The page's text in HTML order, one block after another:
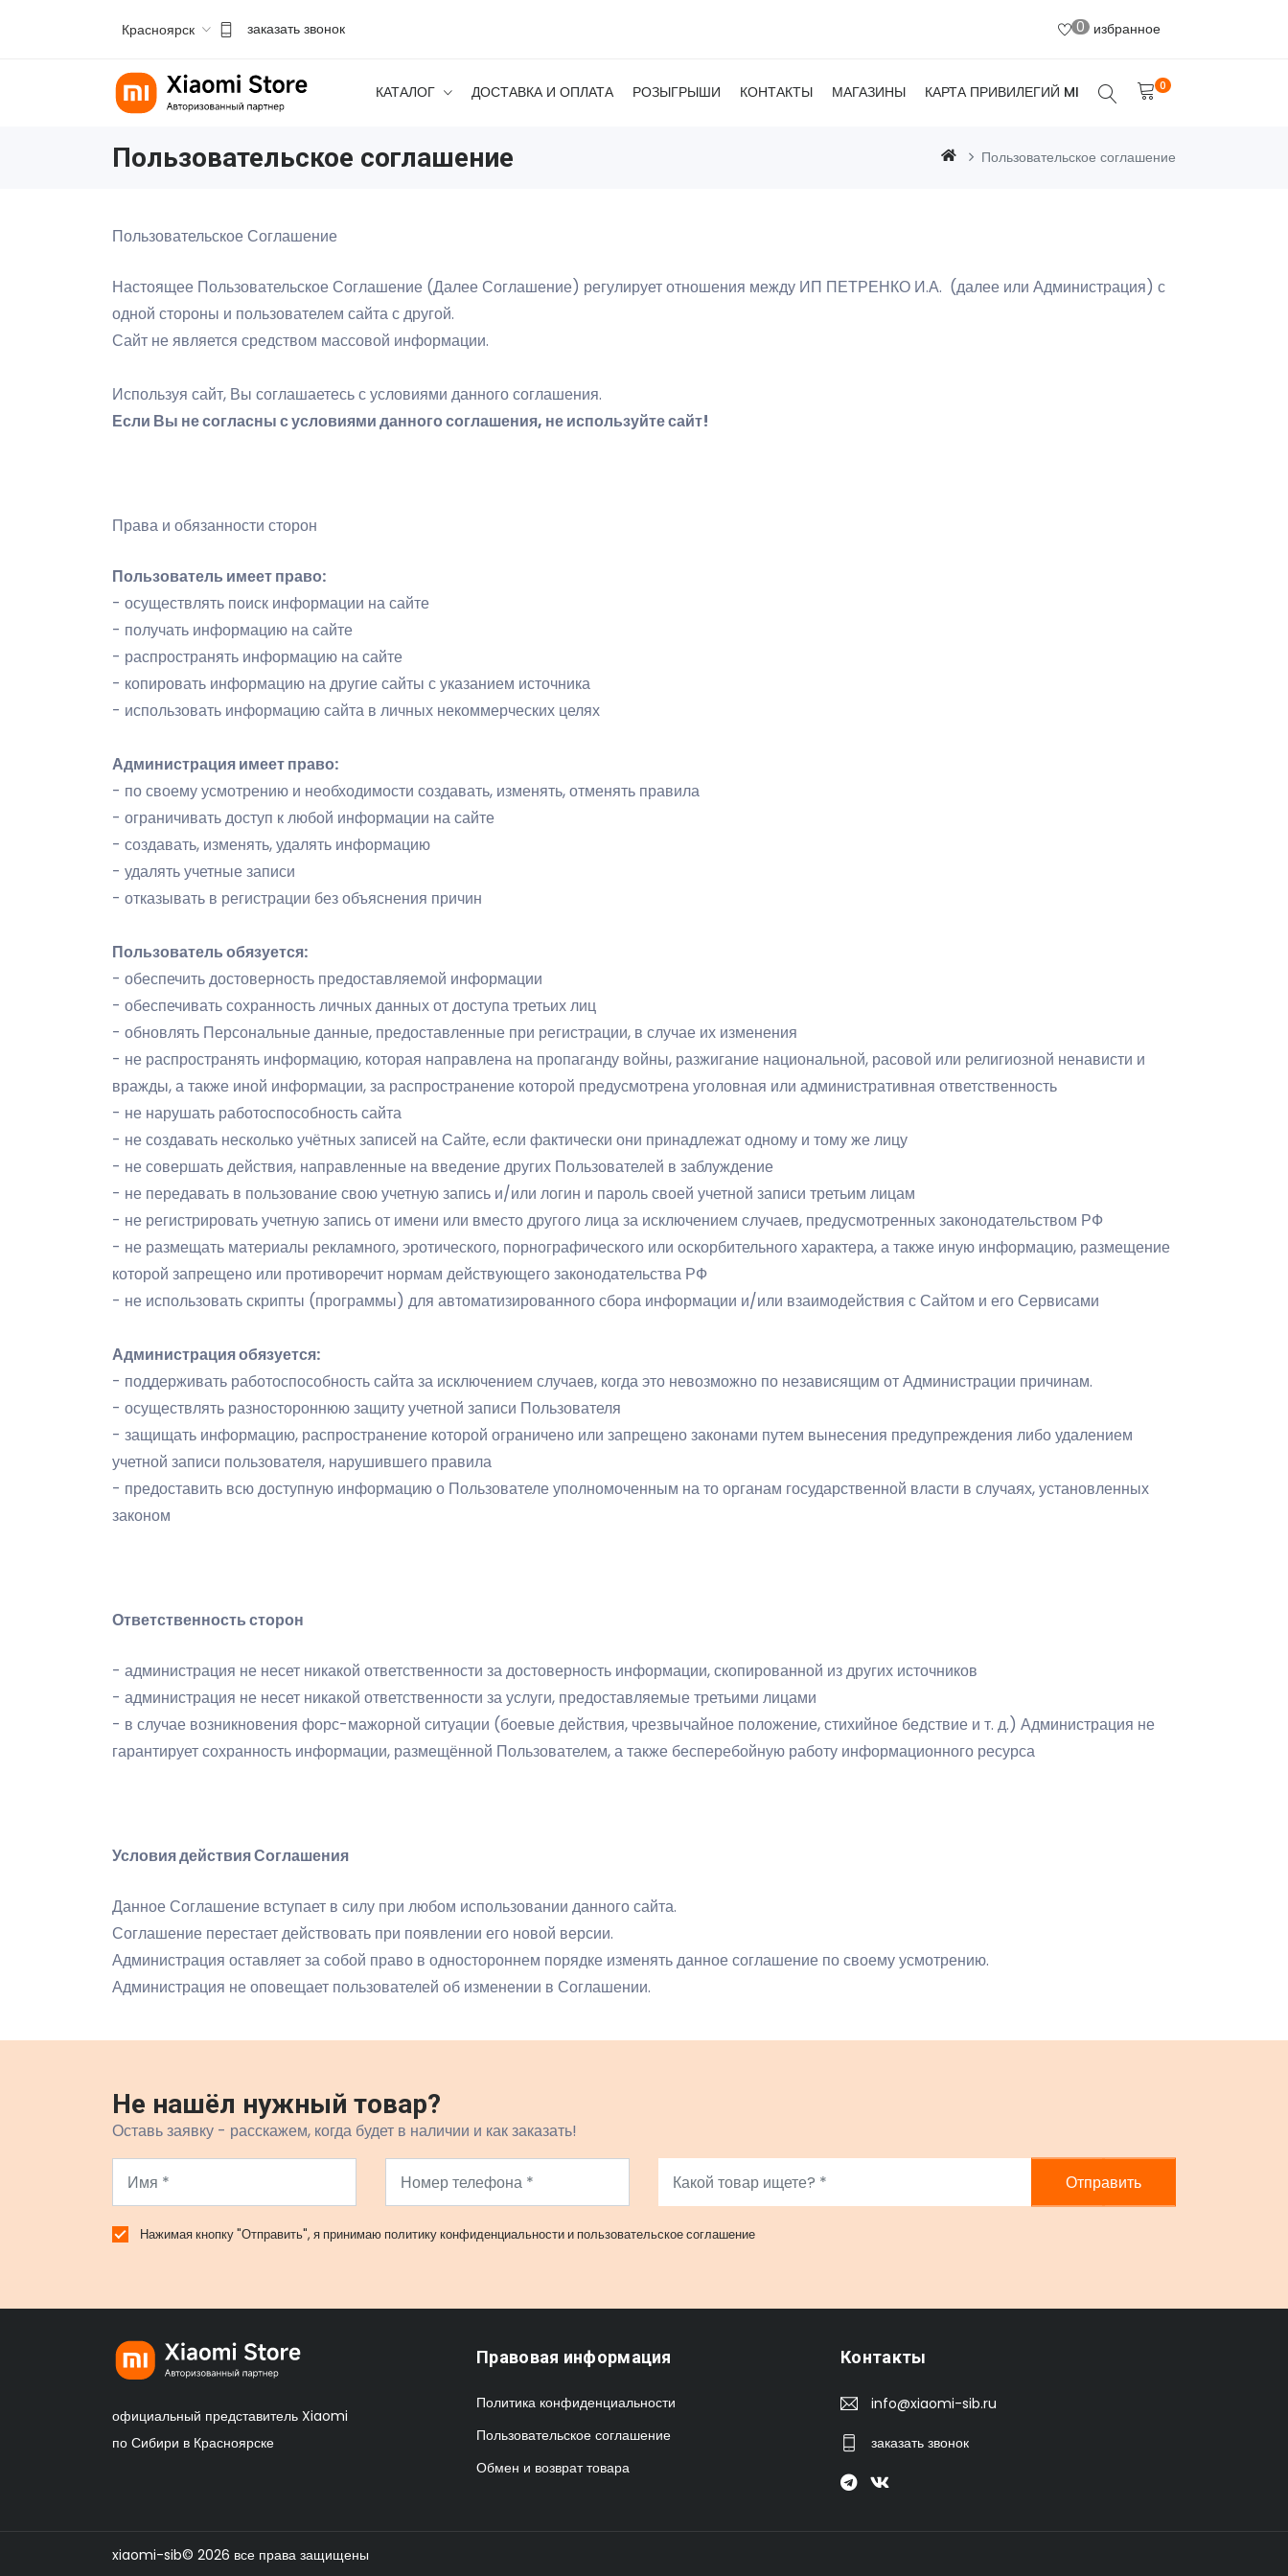
Красноярск заказать звонок 0 избранное
КАТАЛОГ ДОСТАВКА И ОПЛАТА РОЗЫГРЫШИ КОНТАКТЫ МАГАЗИНЫ КАРТА ПРИВИЛЕГИЙ MI 0
Пользовательское соглашение Пользовательское соглашение
Пользовательское Соглашение
Настоящее Пользовательское Соглашение (Далее Соглашение) регулирует отношения между ИП ПЕТРЕНКО И.А. (далее или Администрация) с
одной стороны и пользователем сайта с другой.
Сайт не является средством массовой информации.
Используя сайт, Вы соглашаетесь с условиями данного соглашения.
Если Вы не согласны с условиями данного соглашения, не используйте сайт!
Права и обязанности сторон
Пользователь имеет право:
- осуществлять поиск информации на сайте
- получать информацию на сайте
- распространять информацию на сайте
- копировать информацию на другие сайты с указанием источника
- использовать информацию сайта в личных некоммерческих целях
Администрация имеет право:
- по своему усмотрению и необходимости создавать, изменять, отменять правила
- ограничивать доступ к любой информации на сайте
- создавать, изменять, удалять информацию
- удалять учетные записи
- отказывать в регистрации без объяснения причин
Пользователь обязуется:
- обеспечить достоверность предоставляемой информации
- обеспечивать сохранность личных данных от доступа третьих лиц
- обновлять Персональные данные, предоставленные при регистрации, в случае их изменения
- не распространять информацию, которая направлена на пропаганду войны, разжигание национальной, расовой или религиозной ненависти и
вражды, а также иной информации, за распространение которой предусмотрена уголовная или административная ответственность
- не нарушать работоспособность сайта
- не создавать несколько учётных записей на Сайте, если фактически они принадлежат одному и тому же лицу
- не совершать действия, направленные на введение других Пользователей в заблуждение
- не передавать в пользование свою учетную запись и/или логин и пароль своей учетной записи третьим лицам
- не регистрировать учетную запись от имени или вместо другого лица за исключением случаев, предусмотренных законодательством РФ
- не размещать материалы рекламного, эротического, порнографического или оскорбительного характера, а также иную информацию, размещение
которой запрещено или противоречит нормам действующего законодательства РФ
- не использовать скрипты (программы) для автоматизированного сбора информации и/или взаимодействия с Сайтом и его Сервисами
Администрация обязуется:
- поддерживать работоспособность сайта за исключением случаев, когда это невозможно по независящим от Администрации причинам.
- осуществлять разностороннюю защиту учетной записи Пользователя
- защищать информацию, распространение которой ограничено или запрещено законами путем вынесения предупреждения либо удалением
учетной записи пользователя, нарушившего правила
- предоставить всю доступную информацию о Пользователе уполномоченным на то органам государственной власти в случаях, установленных
законом
Ответственность сторон
- администрация не несет никакой ответственности за достоверность информации, скопированной из других источников
- администрация не несет никакой ответственности за услуги, предоставляемые третьими лицами
- в случае возникновения форс-мажорной ситуации (боевые действия, чрезвычайное положение, стихийное бедствие и т. д.) Администрация не
гарантирует сохранность информации, размещённой Пользователем, а также бесперебойную работу информационного ресурса
Условия действия Соглашения
Данное Соглашение вступает в силу при любом использовании данного сайта.
Соглашение перестает действовать при появлении его новой версии.
Администрация оставляет за собой право в одностороннем порядке изменять данное соглашение по своему усмотрению.
Администрация не оповещает пользователей об изменении в Соглашении.
Не нашёл нужный товар?
Оставь заявку - расскажем, когда будет в наличии и как заказать!
Отправить
Нажимая кнопку "Отправить", я принимаю политику конфиденциальности и пользовательское соглашение
официальный представитель Xiaomi
по Сибири в Красноярске
Правовая информация
Политика конфиденциальности
Пользовательское соглашение
Обмен и возврат товара
Контакты
info@xiaomi-sib.ru
заказать звонок
xiaomi-sib© 2026 все права защищены